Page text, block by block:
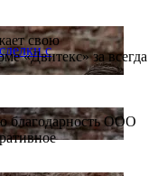
с
свою
«Двитекс» за всегда
ООО